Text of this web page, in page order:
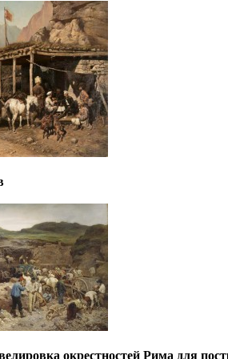
окрестностей Рима для